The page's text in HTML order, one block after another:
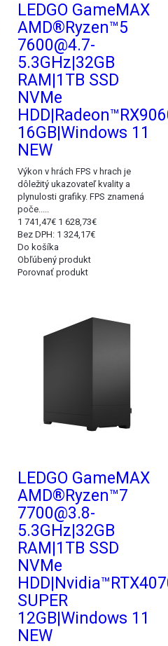
LEDGO GameMAX
AMD®Ryzen™5
7600@4.7-
5.3GHz|32GB
RAM|1TB SSD
NVMe
16GB|Windows 11
NEW
Výkon v hrách FPS v hrach je
dôležitý ukazovateľ kvality a
plynulosti grafiky. FPS znamená
poče.....
1 741,47€ 1 628,73€
Bez DPH: 1 324,17€
Do košíka
Obľúbený produkt
Porovnať produkt
LEDGO GameMAX
AMD®Ryzen™7
7700@3.8-
5.3GHz|32GB
RAM|1TB SSD
NVMe
SUPER
12GB|Windows 11
NEW